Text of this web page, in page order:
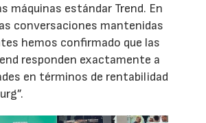
máquinas estándar Trend. En
conversaciones mantenidas
hemos confirmado que las
responden exactamente a
en términos de rentabilidad